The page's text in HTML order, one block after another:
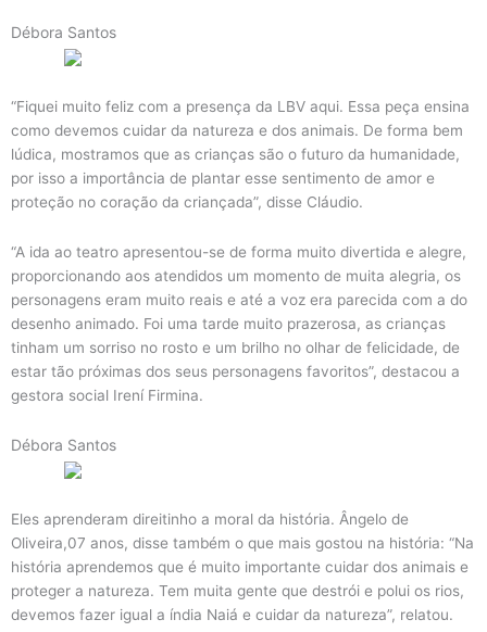
Débora Santos
“Fiquei muito feliz com a presença da LBV aqui. Essa peça ensina
como devemos cuidar da natureza e dos animais. De forma bem
lúdica, mostramos que as crianças são o futuro da humanidade,
por isso a importância de plantar esse sentimento de amor e
proteção no coração da criançada”, disse Cláudio.
“A ida ao teatro apresentou-se de forma muito divertida e alegre,
proporcionando aos atendidos um momento de muita alegria, os
personagens eram muito reais e até a voz era parecida com a do
desenho animado. Foi uma tarde muito prazerosa, as crianças
tinham um sorriso no rosto e um brilho no olhar de felicidade, de
estar tão próximas dos seus personagens favoritos”, destacou a
gestora social Irení Firmina.
Débora Santos
Eles aprenderam direitinho a moral da história. Ângelo de
Oliveira,07 anos, disse também o que mais gostou na história: “Na
história aprendemos que é muito importante cuidar dos animais e
proteger a natureza. Tem muita gente que destrói e polui os rios,
devemos fazer igual a índia Naiá e cuidar da natureza”, relatou.